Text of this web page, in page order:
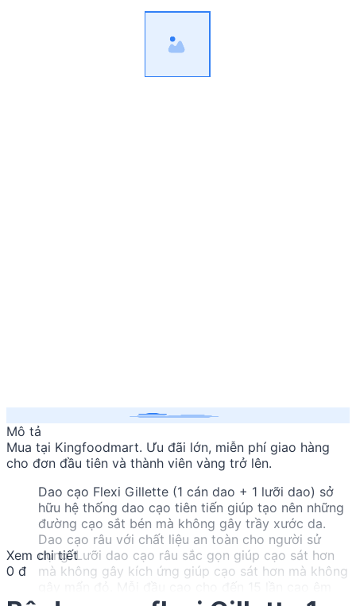
Mô tả
Mua tại Kingfoodmart. Ưu đãi lớn, miễn phí giao hàng
cho đơn đầu tiên và thành viên vàng trở lên.
Dao cạo Flexi Gillette (1 cán dao + 1 lưỡi dao) sở
hữu hệ thống dao cạo tiên tiến giúp tạo nên những
đường cạo sắt bén mà không gây trầy xước da.
Dao cạo râu với chất liệu an toàn cho người sử
dụng. Lưỡi dao cạo râu sắc gọn giúp cạo sát hơn
mà không gây kích ứng giúp cạo sát hơn mà không
mượt.
Xem chi tiết
0 đ